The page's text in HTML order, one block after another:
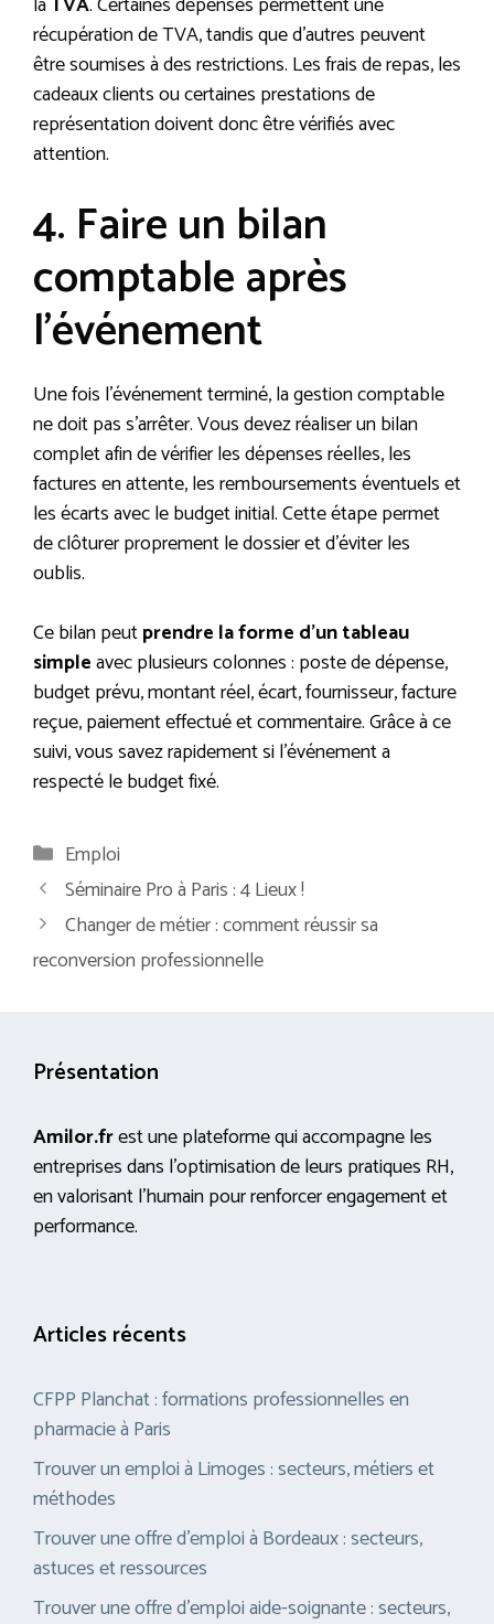
récupération de TVA, tandis que d’autres peuvent
être soumises à des restrictions. Les frais de repas, les
cadeaux clients ou certaines prestations de
représentation doivent donc être vérifiés avec
attention.
4. Faire un bilan
comptable après
l’événement
Une fois l’événement terminé, la gestion comptable
ne doit pas s’arrêter. Vous devez réaliser un bilan
complet afin de vérifier les dépenses réelles, les
factures en attente, les remboursements éventuels et
les écarts avec le budget initial. Cette étape permet
de clôturer proprement le dossier et d’éviter les
oublis.
Ce bilan peutprendre la forme d’un tableau
simpleavec plusieurs colonnes : poste de dépense,
budget prévu, montant réel, écart, fournisseur, facture
reçue, paiement effectué et commentaire. Grâce à ce
suivi, vous savez rapidement si l’événement a
respecté le budget fixé.
Catégories
Emploi
Séminaire Pro à Paris : 4 Lieux !
Changer de métier : comment réussir sa
reconversion professionnelle
Présentation
Amilor.frest une plateforme qui accompagne les
entreprises dans l’optimisation de leurs pratiques RH,
en valorisant l’humain pour renforcer engagement et
performance.
Articles récents
CFPP Planchat : formations professionnelles en
pharmacie à Paris
Trouver un emploi à Limoges : secteurs, métiers et
méthodes
Trouver une offre d’emploi à Bordeaux : secteurs,
astuces et ressources
Trouver une offre d’emploi aide-soignante : secteurs,